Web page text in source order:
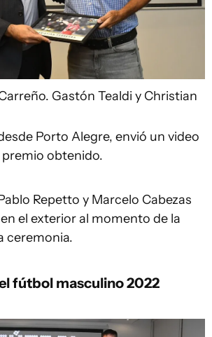
Gastón Tealdi y Christian
Porto Alegre, envió un video
obtenido.
Repetto y Marcelo Cabezas
el exterior al momento de la
ceremonia.
fútbol masculino 2022